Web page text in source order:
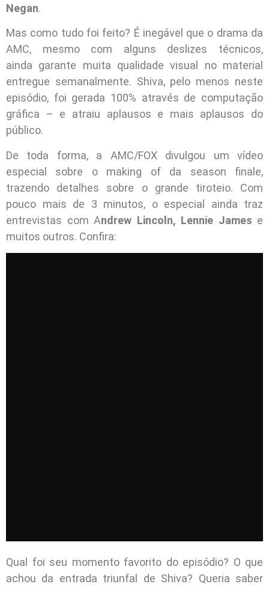
Negan.
Mas como tudo foi feito? É inegável que o drama da
AMC, mesmo com alguns deslizes técnicos,
ainda garante muita qualidade visual no material
entregue semanalmente. Shiva, pelo menos neste
episódio, foi gerada 100% através de computação
gráfica – e atraiu aplausos e mais aplausos do
público.
De toda forma, a AMC/FOX divulgou um vídeo
especial sobre o making of da season finale,
trazendo detalhes sobre o grande tiroteio. Com
pouco mais de 3 minutos, o especial ainda traz
entrevistas com Andrew Lincoln, Lennie James e
muitos outros. Confira:
Qual foi seu momento favorito do episódio? O que
achou da entrada triunfal de Shiva? Queria saber